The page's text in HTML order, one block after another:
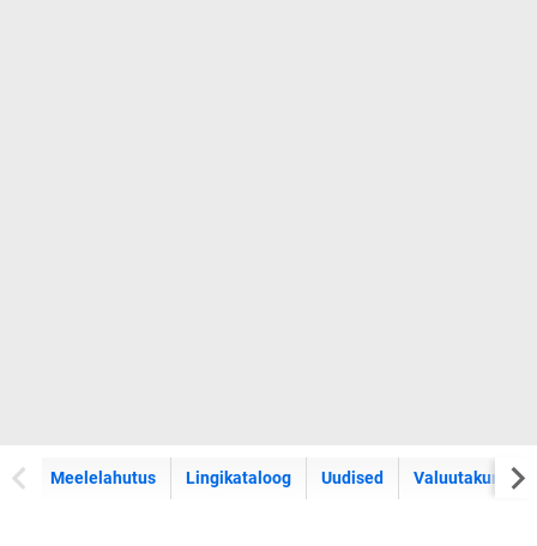
Meelelahutus Lingikataloog Uudised Valuutakursid